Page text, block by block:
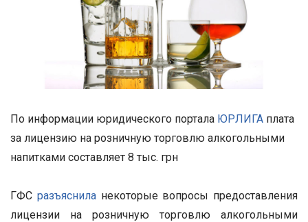
По информации юридического портала ЮРЛИГА плата
за лицензию на розничную торговлю алкогольными
напитками составляет 8 тыс. грн
ГФС разъясниланекоторые вопросы предоставления
лицензии на розничную торговлю алкогольными